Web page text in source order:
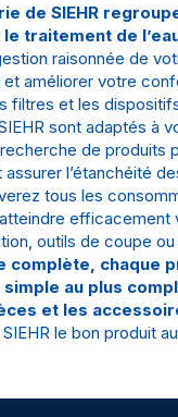
de SIEHR
traitement de
raisonnée de
améliorer votre
filtres et les
sont adaptés à
de produits
l’étanchéité
tous les
efficacement
outils de coupe
complète, chaque
au plus
et les
le bon produit